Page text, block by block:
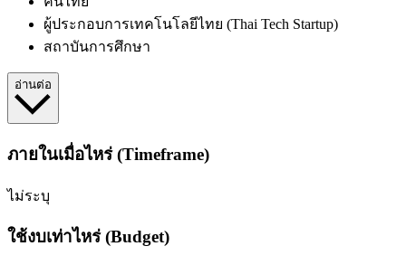
ผู้ประกอบการเทคโนโลยีไทย (Thai Tech Startup)
สถาบันการศึกษา
อ่านต่อ
ภายในเมื่อไหร่ (Timeframe)
ไม่ระบุ
ใช้งบเท่าไหร่ (Budget)